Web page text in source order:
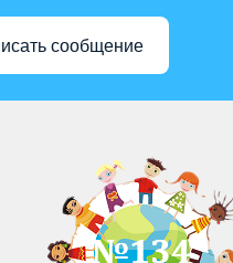
сообщение